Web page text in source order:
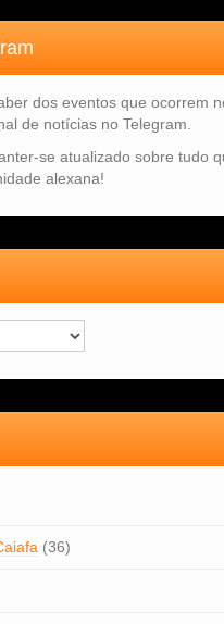
dos eventos que ocorrem
de notícias no Telegram.
se atualizado sobre tudo
alexana!
(36)